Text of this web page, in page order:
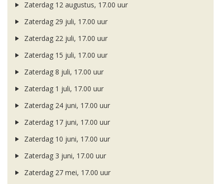
Zaterdag 12 augustus, 17.00 uur
Zaterdag 29 juli, 17.00 uur
Zaterdag 22 juli, 17.00 uur
Zaterdag 15 juli, 17.00 uur
Zaterdag 8 juli, 17.00 uur
Zaterdag 1 juli, 17.00 uur
Zaterdag 24 juni, 17.00 uur
Zaterdag 17 juni, 17.00 uur
Zaterdag 10 juni, 17.00 uur
Zaterdag 3 juni, 17.00 uur
Zaterdag 27 mei, 17.00 uur